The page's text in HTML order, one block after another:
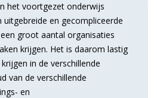
het voortgezet onderwijs
en gecompliceerde
groot aantal organisaties
krijgen. Het is daarom lastig
in de verschillende
van de verschillende
en